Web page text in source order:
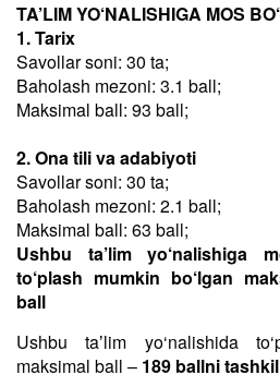
TA’LIM YO‘NALISHIGA MOS
1. Tarix
Savollar soni: 30 ta;
Baholash mezoni: 3.1 ball;
Maksimal ball: 93 ball;
2. Ona tili va adabiyoti
Savollar soni: 30 ta;
Baholash mezoni: 2.1 ball;
Maksimal ball: 63 ball;
Ushbu ta’lim yo‘nalishiga
to‘plash mumkin bo‘lgan
ball
Ushbu taʼlim yo‘nalishida
maksimal ball – 189 ballni